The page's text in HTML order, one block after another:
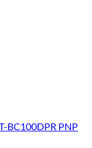
BC100DPR PNP